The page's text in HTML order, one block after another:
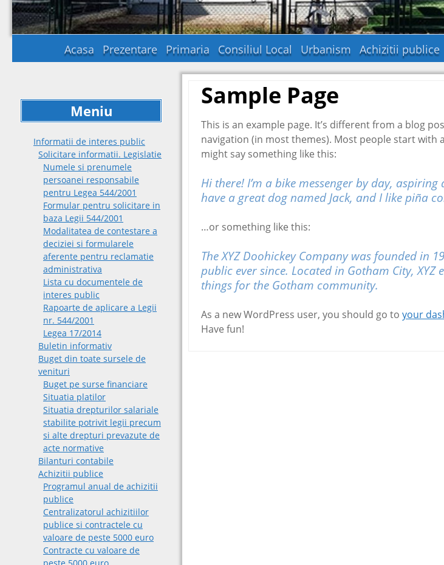
Acasa Prezentare Primaria Consiliul Local Urbanism Achizitii publice
Meniu
Informatii de interes public
Solicitare informatii. Legislatie
Numele si prenumele
persoanei responsabile
pentru Legea 544/2001
Formular pentru solicitare in
baza Legii 544/2001
Modalitatea de contestare a
deciziei si formularele
aferente pentru reclamatie
administrativa
Lista cu documentele de
interes public
Rapoarte de aplicare a Legii
nr. 544/2001
Legea 17/2014
Buletin informativ
Buget din toate sursele de
venituri
Buget pe surse financiare
Situatia platilor
Situatia drepturilor salariale
stabilite potrivit legii precum
si alte drepturi prevazute de
acte normative
Bilanturi contabile
Achizitii publice
Programul anual de achizitii
publice
Centralizatorul achizitiilor
publice si contractele cu
valoare de peste 5000 euro
Contracte cu valoare de
peste 5000 euro
Sample Page
This is an example page. It’s different from a blog
navigation (in most themes). Most people start
might say something like this:
Hi there! I’m a bike messenger by day,
have a great dog named Jack, and I like piña
…or something like this:
The XYZ Doohickey Company was founded in
public ever since. Located in Gotham City,
things for the Gotham community.
As a new WordPress user, you should go to your
Have fun!